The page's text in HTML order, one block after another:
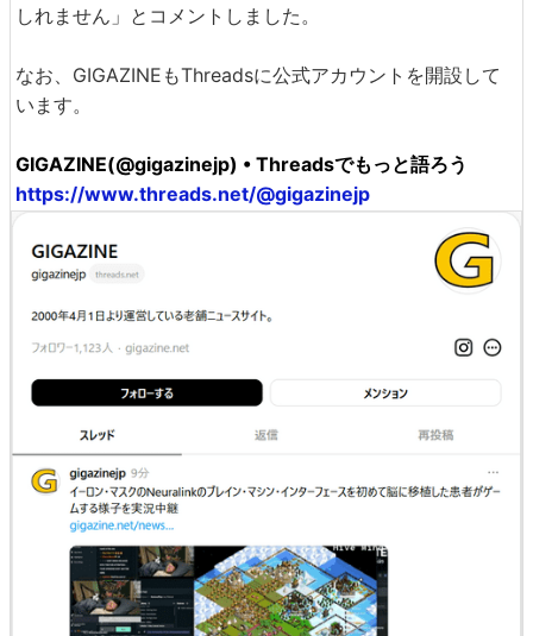
しれません」とコメントしました。
なお、GIGAZINEもThreadsに公式アカウントを開設して
います。
GIGAZINE(@gigazinejp) • Threadsでもっと語ろう
https://www.threads.net/@gigazinejp